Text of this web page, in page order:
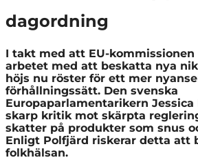
dagordning
I takt med att EU-
arbetet med att beskatta nya
höjs nu röster för ett mer
förhållningssätt. Den svenska
Europaparlamentarikern
skarp kritik mot skärpta
skatter på produkter som snus
Enligt Polfjärd riskerar detta att
folkhälsan.